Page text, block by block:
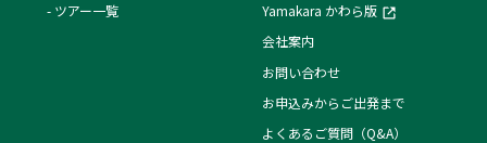
ツアー一覧
Yamakara かわら版
会社案内
お問い合わせ
お申込みからご出発まで
よくあるご質問（Q&A）